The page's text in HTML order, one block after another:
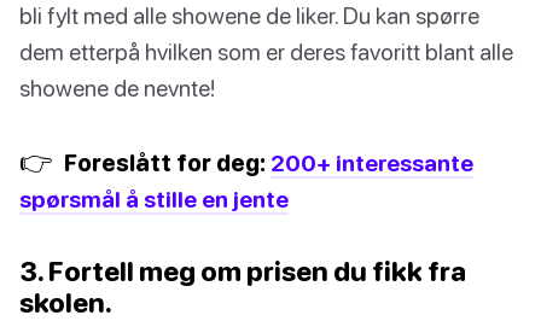
bli fylt med alle showene de liker. Du kan spørre
dem etterpå hvilken som er deres favoritt blant alle
showene de nevnte!
👉 Foreslått for deg: 200+ interessante
spørsmål å stille en jente
3. Fortell meg om prisen du fikk fra
skolen.